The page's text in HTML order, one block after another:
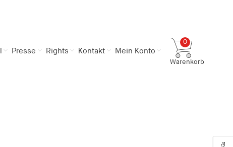
Presse Rights Kontakt Mein Konto
0
Warenkorb
Share